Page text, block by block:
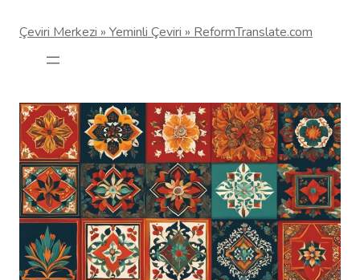
Çeviri Merkezi » Yeminli Çeviri » ReformTranslate.com